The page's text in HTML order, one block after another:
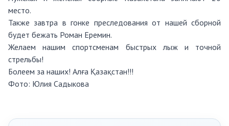
место.
Также завтра в гонке преследования от нашей сборной
будет бежать Роман Еремин.
Желаем нашим спортсменам быстрых лыж и точной
стрельбы!
Болеем за наших! Алға Қазақстан!!!
Фото: Юлия Садыкова